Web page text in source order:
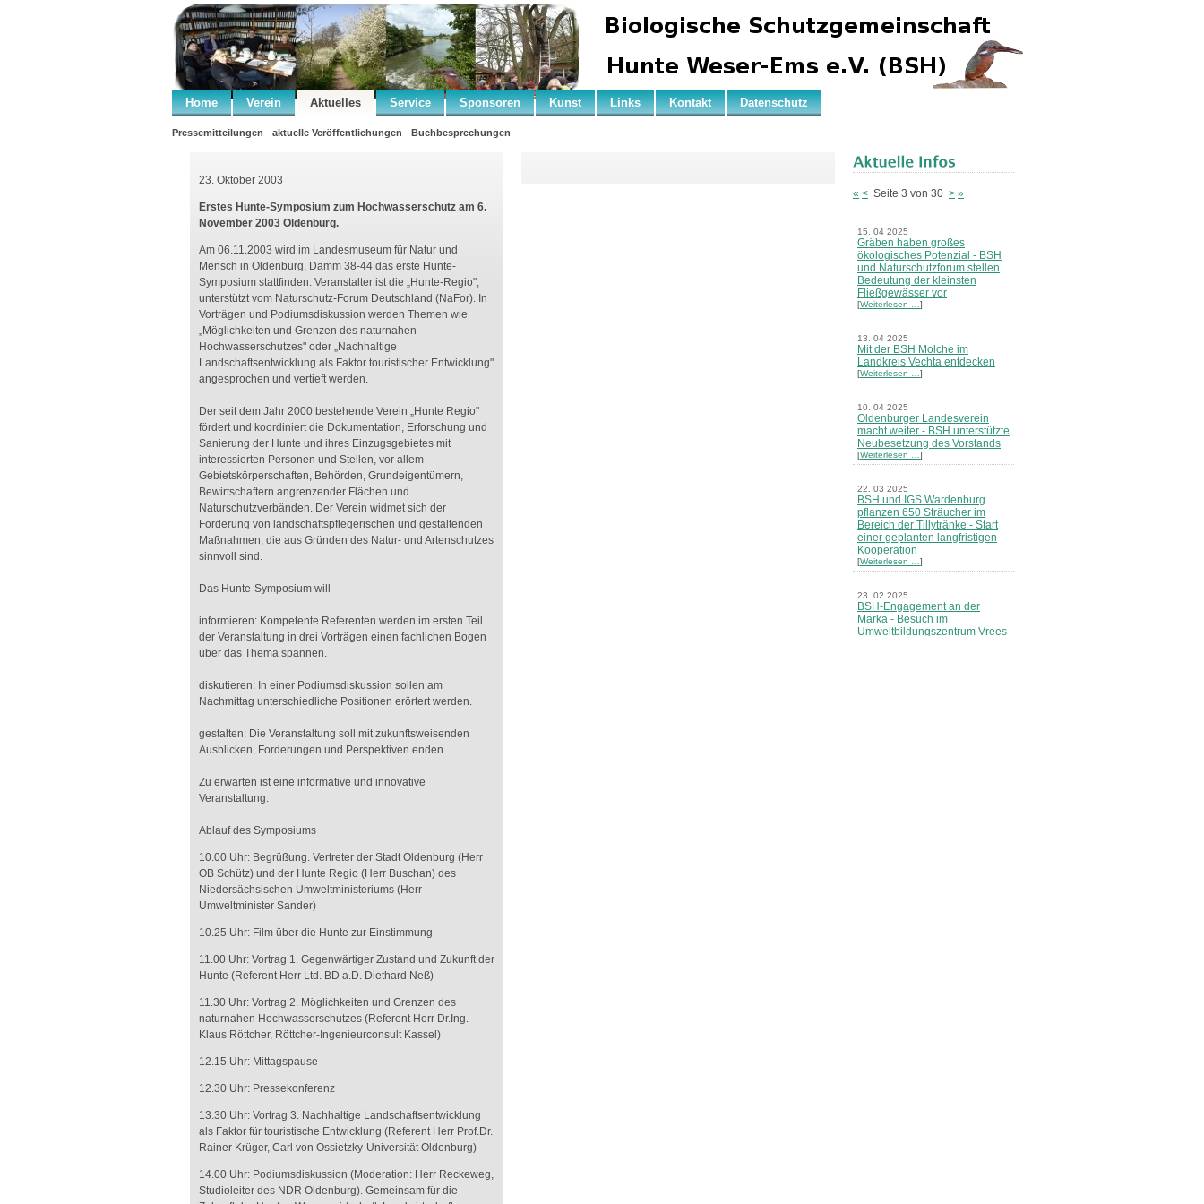
Home Verein Aktuelles Service Sponsoren Kunst Links Kontakt Datenschutz
Pressemitteilungen aktuelle Veröffentlichungen Buchbesprechungen
23. Oktober 2003
Erstes Hunte-Symposium zum Hochwasserschutz am 6.
November 2003 Oldenburg.
Am 06.11.2003 wird im Landesmuseum für Natur und
Mensch in Oldenburg, Damm 38-44 das erste Hunte-
Symposium stattfinden. Veranstalter ist die „Hunte-Regio",
unterstützt vom Naturschutz-Forum Deutschland (NaFor). In
Vorträgen und Podiumsdiskussion werden Themen wie
„Möglichkeiten und Grenzen des naturnahen
Hochwasserschutzes" oder „Nachhaltige
Landschaftsentwicklung als Faktor touristischer Entwicklung"
angesprochen und vertieft werden.
Der seit dem Jahr 2000 bestehende Verein „Hunte Regio"
fördert und koordiniert die Dokumentation, Erforschung und
Sanierung der Hunte und ihres Einzugsgebietes mit
interessierten Personen und Stellen, vor allem
Gebietskörperschaften, Behörden, Grundeigentümern,
Bewirtschaftern angrenzender Flächen und
Naturschutzverbänden. Der Verein widmet sich der
Förderung von landschaftspflegerischen und gestaltenden
Maßnahmen, die aus Gründen des Natur- und Artenschutzes
sinnvoll sind.
Das Hunte-Symposium will
informieren: Kompetente Referenten werden im ersten Teil
der Veranstaltung in drei Vorträgen einen fachlichen Bogen
über das Thema spannen.
diskutieren: In einer Podiumsdiskussion sollen am
Nachmittag unterschiedliche Positionen erörtert werden.
gestalten: Die Veranstaltung soll mit zukunftsweisenden
Ausblicken, Forderungen und Perspektiven enden.
Zu erwarten ist eine informative und innovative
Veranstaltung.
Ablauf des Symposiums
10.00 Uhr: Begrüßung. Vertreter der Stadt Oldenburg (Herr
OB Schütz) und der Hunte Regio (Herr Buschan) des
Niedersächsischen Umweltministeriums (Herr
Umweltminister Sander)
10.25 Uhr: Film über die Hunte zur Einstimmung
11.00 Uhr: Vortrag 1. Gegenwärtiger Zustand und Zukunft der
Hunte (Referent Herr Ltd. BD a.D. Diethard Neß)
11.30 Uhr: Vortrag 2. Möglichkeiten und Grenzen des
naturnahen Hochwasserschutzes (Referent Herr Dr.Ing.
Klaus Röttcher, Röttcher-Ingenieurconsult Kassel)
12.15 Uhr: Mittagspause
12.30 Uhr: Pressekonferenz
13.30 Uhr: Vortrag 3. Nachhaltige Landschaftsentwicklung
als Faktor für touristische Entwicklung (Referent Herr Prof.Dr.
Rainer Krüger, Carl von Ossietzky-Universität Oldenburg)
14.00 Uhr: Podiumsdiskussion (Moderation: Herr Reckeweg,
Studioleiter des NDR Oldenburg). Gemeinsam für die
« < Seite 3 von 30 > »
15. 04 2025
Gräben haben großes
ökologisches Potenzial - BSH
und Naturschutzforum stellen
Bedeutung der kleinsten
Fließgewässer vor
[Weiterlesen … ]
13. 04 2025
Mit der BSH Molche im
Landkreis Vechta entdecken
[Weiterlesen … ]
10. 04 2025
Oldenburger Landesverein
macht weiter - BSH unterstützte
Neubesetzung des Vorstands
[Weiterlesen … ]
22. 03 2025
BSH und IGS Wardenburg
pflanzen 650 Sträucher im
Bereich der Tillytränke - Start
einer geplanten langfristigen
Kooperation
[Weiterlesen … ]
23. 02 2025
BSH-Engagement an der
Marka - Besuch im
Umweltbildungszentrum Vrees